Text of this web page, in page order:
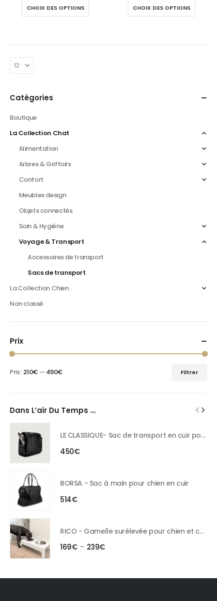
CHOIX DES OPTIONS CHOIX DES OPTIONS
Catégories
Boutique
La Collection Chat
Alimentation
Arbres & Griffoirs
Confort
Meubles design
Objets connectés
Soin & Hygiène
Voyage & Transport
Accessoires de transport
Sacs de transport
La Collection Chien
Non classé
Prix
Filtrer
Prix :210€ — 490€
Dans L’air Du Temps …
LE CLASSIQUE- Sac de transport en cuir pour chien
450€
BORSA - Sac à main pour chien en cuir
514€
RICO - Gamelle surélevée pour chien et chat
169€ – 239€